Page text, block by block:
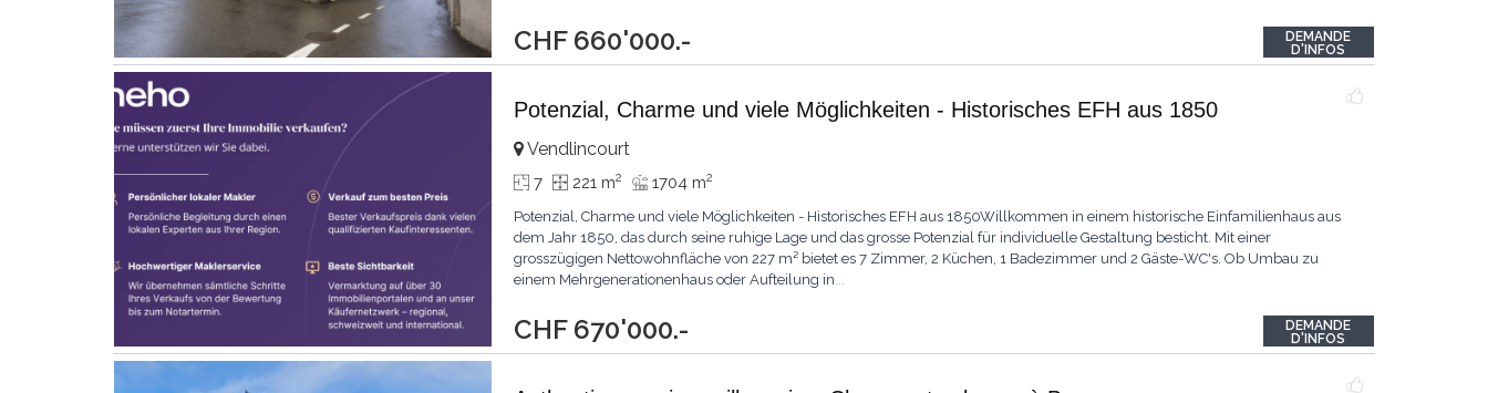
CHF 660'000.-
DEMANDE
D'INFOS
Potenzial, Charme und viele Möglichkeiten - Historisches EFH aus 1850
CHF 670'000.-
Vendlincourt
7 221 m2 1704 m2
Potenzial, Charme und viele Möglichkeiten - Historisches EFH aus 1850Willkommen in einem historische Einfamilienhaus aus
dem Jahr 1850, das durch seine ruhige Lage und das grosse Potenzial für individuelle Gestaltung besticht. Mit einer
grosszügigen Nettowohnfläche von 227 m² bietet es 7 Zimmer, 2 Küchen, 1 Badezimmer und 2 Gäste-WC's. Ob Umbau zu
einem Mehrgenerationenhaus oder Aufteilung in...
DEMANDE
D'INFOS